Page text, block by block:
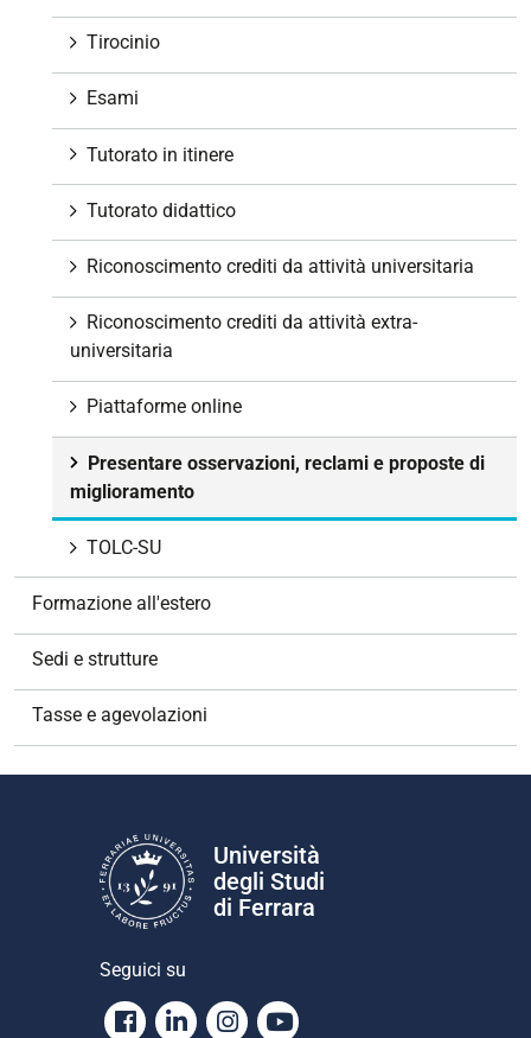
Tirocinio
Esami
Tutorato in itinere
Tutorato didattico
Riconoscimento crediti da attività universitaria
Riconoscimento crediti da attività extra-
universitaria
Piattaforme online
Presentare osservazioni, reclami e proposte di
miglioramento
TOLC-SU
Formazione all'estero
Sedi e strutture
Tasse e agevolazioni
Università
degli Studi
di Ferrara
Seguici su
Facebook
LinkedinInstagram
Youtube